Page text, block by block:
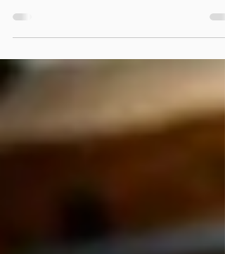
ocení kvalitní vyučující a udělí cenu pro nejlepší